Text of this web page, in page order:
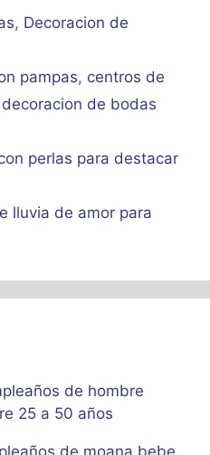
, Decoracion de
pampas, centros de
decoracion de bodas
perlas para destacar
lluvia de amor para
de hombre
25 a 50 años
de moana bebe